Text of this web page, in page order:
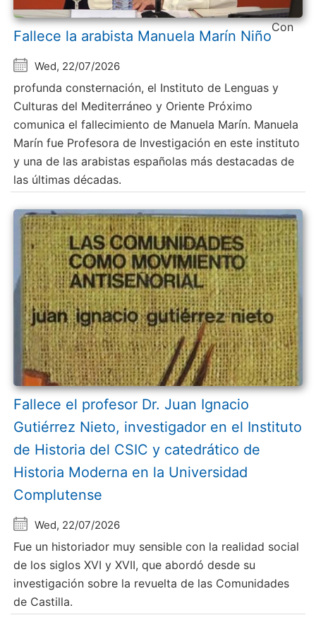
Fallece la arabista Manuela Marín Niño
Wed, 22/07/2026
Con
profunda consternación, el Instituto de Lenguas y
Culturas del Mediterráneo y Oriente Próximo
comunica el fallecimiento de Manuela Marín. Manuela
Marín fue Profesora de Investigación en este instituto
y una de las arabistas españolas más destacadas de
las últimas décadas.
Fallece el profesor Dr. Juan Ignacio
Gutiérrez Nieto, investigador en el Instituto
de Historia del CSIC y catedrático de
Historia Moderna en la Universidad
Complutense
Wed, 22/07/2026
Fue un historiador muy sensible con la realidad social
de los siglos XVI y XVII, que abordó desde su
investigación sobre la revuelta de las Comunidades
de Castilla.